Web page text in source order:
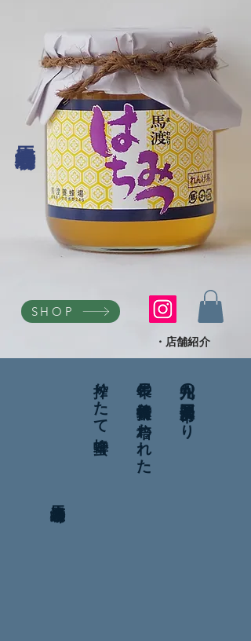
SHOP
・店舗紹介
九州の福岡県八女市より
長年の養蜂技術に培われた
搾りたて蜂蜜